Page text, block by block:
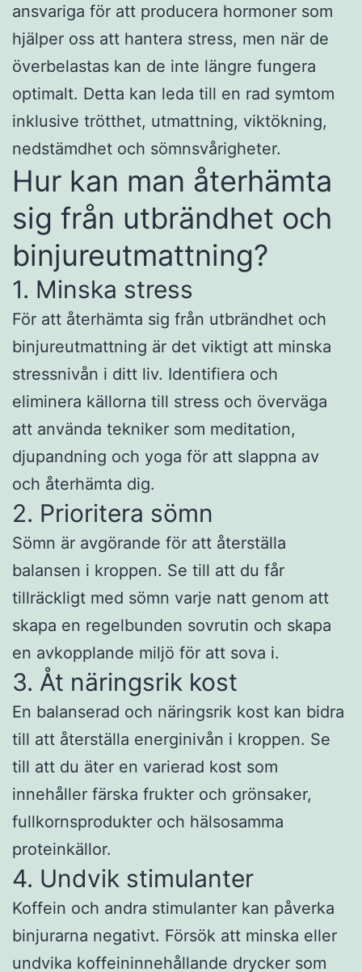
ansvariga för att producera hormoner som
hjälper oss att hantera stress, men när de
överbelastas kan de inte längre fungera
optimalt. Detta kan leda till en rad symtom
inklusive trötthet, utmattning, viktökning,
nedstämdhet och sömnsvårigheter.
Hur kan man återhämta
sig från utbrändhet och
binjureutmattning?
1. Minska stress
För att återhämta sig från utbrändhet och
binjureutmattning är det viktigt att minska
stressnivån i ditt liv. Identifiera och
eliminera källorna till stress och överväga
att använda tekniker som meditation,
djupandning och yoga för att slappna av
och återhämta dig.
2. Prioritera sömn
Sömn är avgörande för att återställa
balansen i kroppen. Se till att du får
tillräckligt med sömn varje natt genom att
skapa en regelbunden sovrutin och skapa
en avkopplande miljö för att sova i.
3. Åt näringsrik kost
En balanserad och näringsrik kost kan bidra
till att återställa energinivån i kroppen. Se
till att du äter en varierad kost som
innehåller färska frukter och grönsaker,
fullkornsprodukter och hälsosamma
proteinkällor.
4. Undvik stimulanter
Koffein och andra stimulanter kan påverka
binjurarna negativt. Försök att minska eller
undvika koffeininnehållande drycker som